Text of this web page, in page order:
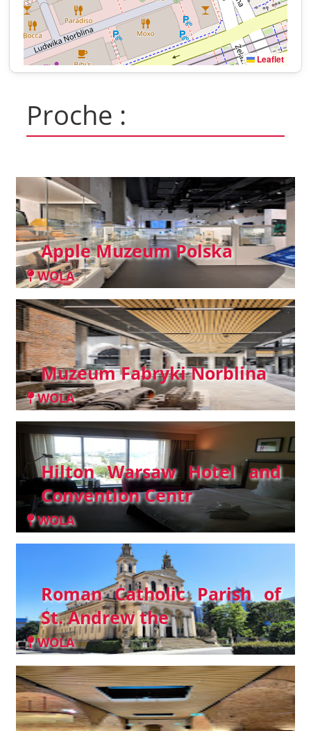
Leaflet
Proche :
Apple Muzeum Polska
WOLA
Muzeum Fabryki Norblina
WOLA
Hilton Warsaw Hotel and
Convention Centr
WOLA
Roman Catholic Parish of
St. Andrew the
WOLA